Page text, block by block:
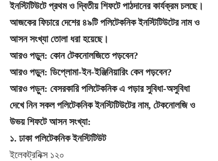
ইনস্টিটিউটে প্রথম ও দ্বিতীয় শিফটে পাঠদানের কার্যক্রম চলছে।
আজকের ফিচারে দেশের ৪৯টি পলিটেকনিক ইনস্টিটিউটের নাম ও
আসন সংখ্যা তোলা ধরা হয়েছে।
আরও পড়ুন: কোন টেকনোলজিতে পড়বেন?
আরও পড়ুন: ডিপ্লোমা-ইন-ইঞ্জিনিয়ারিং কেন পড়বেন?
আরও পড়ুন: বেসরকারি পলিটেকনিক এ পড়ার সুবিধা-অসুবিধা
দেখে নিন সকল পলিটেকনিক ইনস্টিটিউটের নাম, টেকনোলজি ও
উভয় শিফটে আসন সংখ্যা:
১. ঢাকা পলিটেকনিক ইনস্টিটিউট
ইলেকট্রনিক্স ১২০